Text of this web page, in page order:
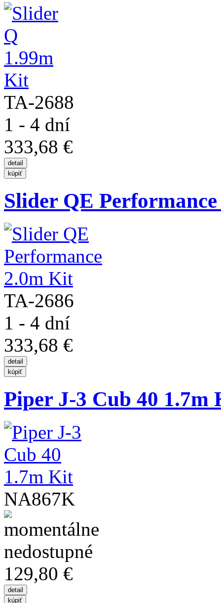
TA-2688
1 - 4 dní
333,68 €
Slider QE
TA-2686
1 - 4 dní
333,68 €
Piper J-3 Cub 40 1.7m
NA867K
129,80 €